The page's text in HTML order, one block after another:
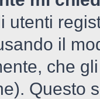
utenti
il
che
Questo